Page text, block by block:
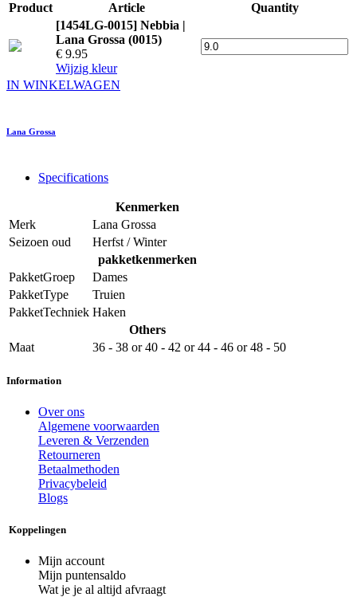
Product Article
Quantity
[1454LG-0015] Nebbia |
Lana Grossa (0015)
€ 9.95
Wijzig kleur
IN WINKELWAGEN
Lana Grossa
Specifications
Kenmerken
Merk
Lana Grossa
Seizoen oud
Herfst / Winter
pakketkenmerken
PakketGroep
Dames
PakketType
Truien
PakketTechniek Haken
Others
Maat
36 - 38 or40 - 42 or44 - 46 or48 - 50
Information
Over ons
Algemene voorwaarden
Leveren & Verzenden
Retourneren
Betaalmethoden
Privacybeleid
Blogs
Koppelingen
Mijn account
Mijn puntensaldo
Wat je je al altijd afvraagt